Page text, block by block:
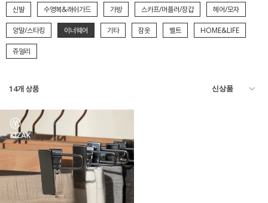
신발 수영복&래쉬가드 가방 스카프/머플러/장갑 헤어/모자
양말/스타킹 이너웨어 기타 잠옷 벨트 HOME&LIFE
쥬얼리
14개 상품